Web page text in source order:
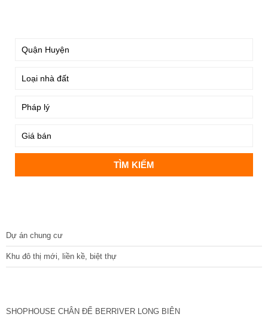
Dự án chung cư
Khu đô thị mới, liền kề, biệt thự
SHOPHOUSE CHÂN ĐẾ BERRIVER LONG BIÊN